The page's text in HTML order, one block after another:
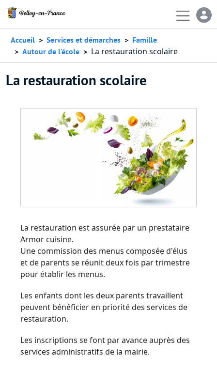
Accueil Services et démarches
Famille
Autour de l'école
La restauration scolaire
La restauration scolaire
La restauration est assurée par un prestataire
Armor cuisine.
Une commission des menus composée d'élus
et de parents se réunit deux fois par trimestre
pour établir les menus.
Les enfants dont les deux parents travaillent
peuvent bénéficier en priorité des services de
restauration.
Les inscriptions se font par avance auprès des
services administratifs de la mairie.